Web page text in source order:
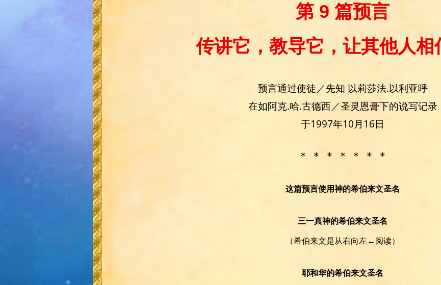
第 9 篇预言
传讲它，教导它，让其他人相
预言通过使徒／先知 以莉莎法.以利亚呼
在如阿克.哈.古德西／圣灵恩膏下的说写记录
于1997年10月16日
＊ ＊ ＊ ＊ ＊ ＊ ＊
这篇预言使用神的希伯来文圣名
三一真神的希伯来文圣名
（希伯来文是从右向左←阅读）
耶和华的希伯来文圣名